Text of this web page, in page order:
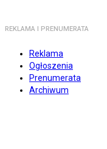
REKLAMA I PRENUMERATA
Reklama
Ogłoszenia
Prenumerata
Archiwum